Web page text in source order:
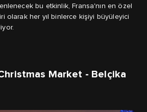
bu etkinlik, Fransa'nın en özel
olarak her yıl binlerce kişiyi büyüleyici
Market - Belçika